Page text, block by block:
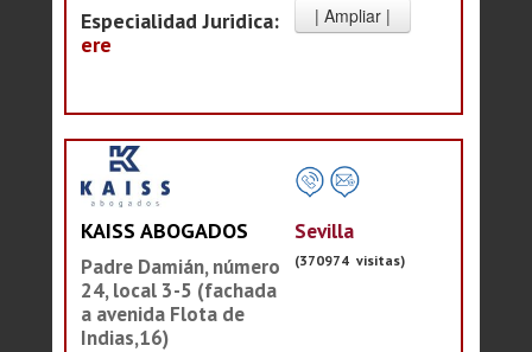
Especialidad Juridica:
ere
KAISS ABOGADOS
Padre Damián, número
24, local 3-5 (fachada
a avenida Flota de
Indias,16)
Sevilla
(370974 visitas)